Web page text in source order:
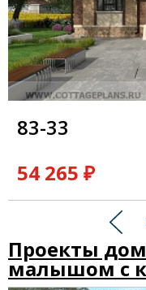
83-33
54 265 ₽
Проекты
малышом с